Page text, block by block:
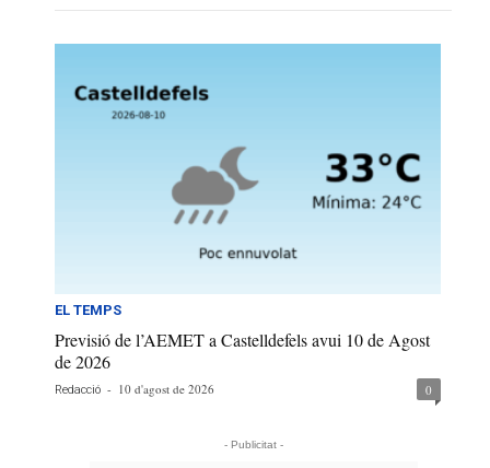
EL TEMPS
Previsió de l’AEMET a Castelldefels avui 10 de Agost
de 2026
Redacció - 10 d'agost de 2026 0
- Publicitat -